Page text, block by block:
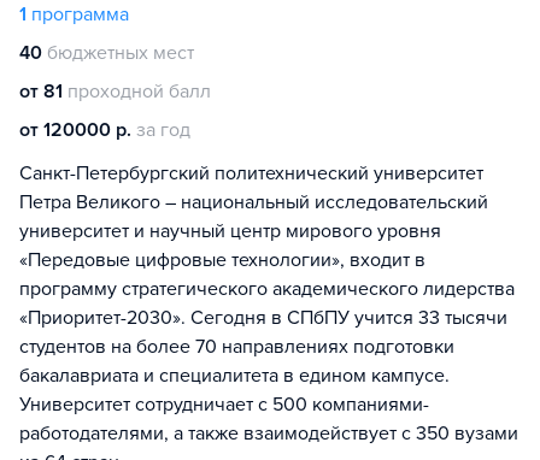
1 программа
40 бюджетных мест
от 81 проходной балл
от 120000 р. за год
Санкт-Петербургский политехнический университет
Петра Великого – национальный исследовательский
университет и научный центр мирового уровня
«Передовые цифровые технологии», входит в
программу стратегического академического лидерства
«Приоритет-2030». Сегодня в СПбПУ учится 33 тысячи
студентов на более 70 направлениях подготовки
бакалавриата и специалитета в едином кампусе.
Университет сотрудничает с 500 компаниями-
работодателями, а также взаимодействует с 350 вузами